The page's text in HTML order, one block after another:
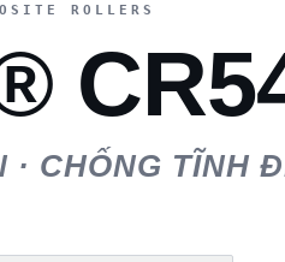
ROLLERS
CHỐNG TĨNH